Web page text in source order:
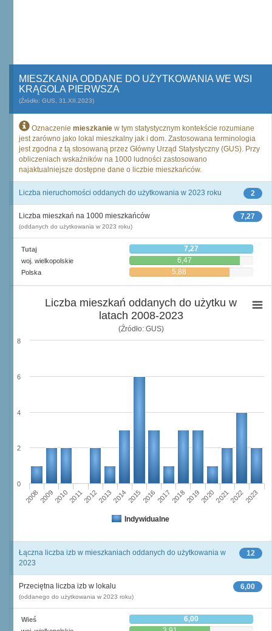
MIESZKANIA ODDANE DO UŻYTKOWANIA WE WSI
KRĄGOLA PIERWSZA
(Źródło: GUS, 31.XII.2023)
Oznaczenie mieszkanie w tym statystycznym kontekście rozumiane
jest zarówno jako lokal mieszkalny jak i dom. Zastosowana terminologia
jest zgodna z tą stosowaną przez Główny Urząd Statystyczny (GUS). Przy
obliczeniach wskaźników na 1000 ludności zastosowano
najaktualniejsze dostępne dane o liczbie mieszkańców.
2
Liczba nieruchomości oddanych do użytkowania w 2023 roku
7,27
Liczba mieszkań na 1000 mieszkańców
(oddanych do użytkowania w 2023 roku)
Tutaj 7,27
woj. wielkopolskie 6,47
Polska 5,88
Liczba mieszkań oddanych do użytku w
latach 2008-2023
(Źródło: GUS)
Indywidualne
2008200920102011201220132014201520162017201820192020202120222023
0
2
4
6
8
12
Łączna liczba izb w mieszkaniach oddanych do użytkowania w
2023
6,00
Przeciętna liczba izb w lokalu
(oddanego do użytkowania w 2023 roku)
Wieś 6,00